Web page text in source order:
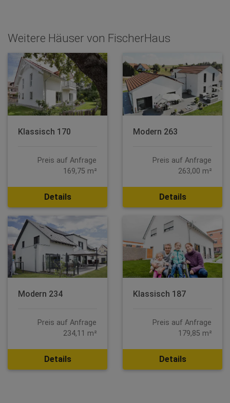
Weitere Häuser von FischerHaus
Klassisch 170
Preis auf Anfrage
169,75 m²
Details
Modern 263
Preis auf Anfrage
263,00 m²
Details
Modern 234
Preis auf Anfrage
234,11 m²
Details
Klassisch 187
Preis auf Anfrage
179,85 m²
Details